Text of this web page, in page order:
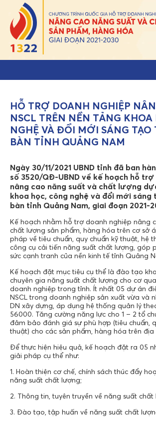
Skip to content
HỖ TRỢ DOANH NGHIỆP
NSCL TRÊN NỀN TẢNG KHOA
NGHỆ VÀ ĐỔI MỚI SÁNG TẠO
BÀN TỈNH QUẢNG NAM
Ngày 30/11/2021 UBND tỉnh đã ban
số 3520/QĐ-UBND về kế hoạch hỗ
nâng cao năng suất và chất lượng
khoa học, công nghệ và đổi mới sáng
bàn tỉnh Quảng Nam, giai đoạn 2021-
Kế hoạch nhằm hỗ trợ doanh nghiệp nâng
chất lượng sản phẩm, hàng hóa trên cơ sở
pháp về tiêu chuẩn, quy chuẩn kỹ thuật, hệ
công cụ cải tiến năng suất chất lượng, góp
sức cạnh tranh của nền kinh tế tỉnh Quảng
Kế hoạch đặt mục tiêu cụ thể là đào tạo
chuyên gia năng suất chất lượng cho cơ
doanh nghiệp trong tỉnh. Ít nhất 05 dự án
NSCL trong doanh nghiệp sản xuất vừa và
DN xây dựng, áp dụng hệ thống quản lý
56000. Tăng cường năng lực cho 1 – 2 tổ
đảm bảo đánh giá sự phù hợp (tiêu chuẩn,
thuật) cho các sản phẩm, hàng hóa trên địa
Để thực hiện hiệu quả, kế hoạch đặt ra 05
giải pháp cụ thể như:
1. Hoàn thiện cơ chế, chính sách thúc đẩy
năng suất chất lượng;
2. Thông tin, tuyên truyền về năng suất chất
3. Đào tạo, tập huấn về năng suất chất